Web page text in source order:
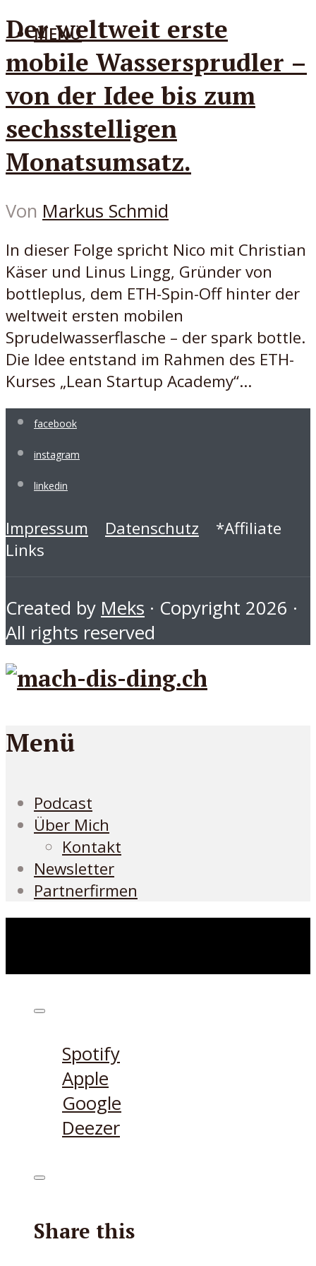
MENÜ
Der weltweit erste
mobile Wassersprudler –
von der Idee bis zum
sechsstelligen
Monatsumsatz.
Von Markus Schmid
In dieser Folge spricht Nico mit Christian
Käser und Linus Lingg, Gründer von
bottleplus, dem ETH-Spin-Off hinter der
weltweit ersten mobilen
Sprudelwasserflasche – der spark bottle.
Die Idee entstand im Rahmen des ETH-
Kurses „Lean Startup Academy“...
facebook
instagram
linkedin
Impressum Datenschutz *Affiliate
Links
Created by Meks · Copyright 2026 ·
All rights reserved
Menü
Podcast
Über Mich
Kontakt
Newsletter
Partnerfirmen
Spotify
Apple
Google
Deezer
Share this